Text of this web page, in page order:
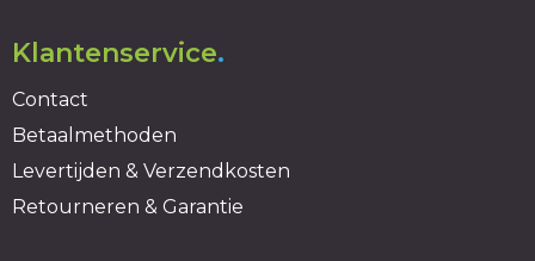
Klantenservice.
Contact
Betaalmethoden
Levertijden & Verzendkosten
Retourneren & Garantie